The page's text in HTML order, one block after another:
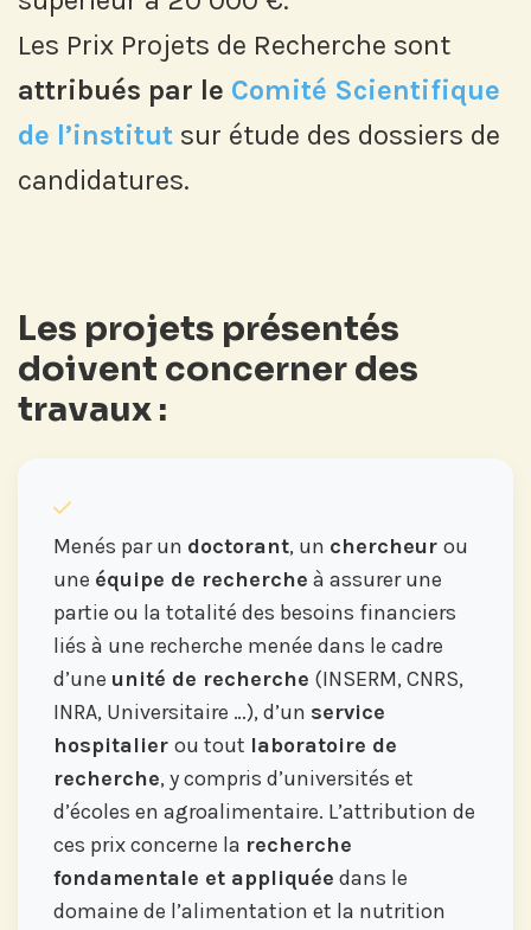
Les Prix Projets de Recherche sont
attribués par le Comité Scientifique
de l’institut sur étude des dossiers de
candidatures.
Les projets présentés
doivent concerner des
travaux :
Menés par un doctorant, un chercheur ou
une équipe de recherche à assurer une
partie ou la totalité des besoins financiers
liés à une recherche menée dans le cadre
d’une unité de recherche (INSERM, CNRS,
INRA, Universitaire …), d’un service
hospitalier ou tout laboratoire de
recherche, y compris d’universités et
d’écoles en agroalimentaire. L’attribution de
ces prix concerne la recherche
fondamentale et appliquée dans le
domaine de l’alimentation et la nutrition